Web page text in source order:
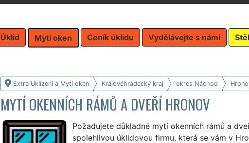
Úklid Mytí oken Ceník úklidu Vydělávejte s námi
Extra Uklízení a Mytí oken Královéhradecký kraj okres Náchod
MYTÍ OKENNÍCH RÁMŮ A DVEŘÍ HRONOV
Požadujete důkladné mytí okenních rámů a
spolehlivou úklidovou firmu, která se vám v